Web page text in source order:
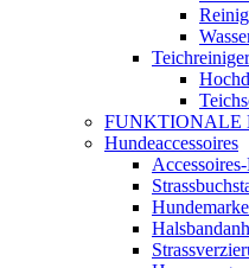
Teichreiniger
FUNKTIONALE
Hundeaccessoires